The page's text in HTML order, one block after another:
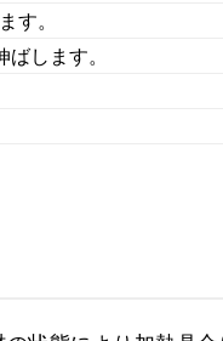
す。
します。